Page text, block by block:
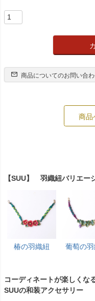
商品についてのお問い合
商品
【SUU】 羽織紐バリエー
椿の羽織紐 葡萄の
コーディネートが楽しくな
SUUの和装アクセサリー